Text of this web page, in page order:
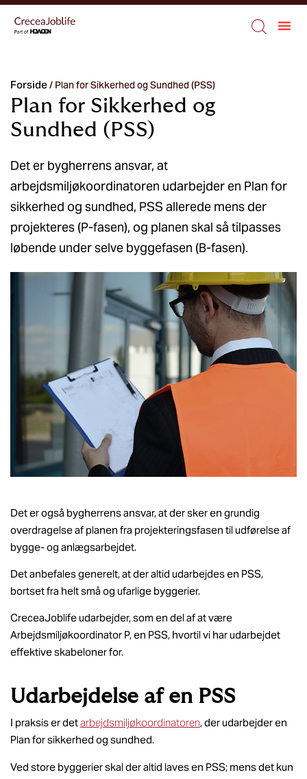
Forside/ Plan for Sikkerhed og Sundhed (PSS)
Plan for Sikkerhed og
Sundhed (PSS)
Det er bygherrens ansvar, at
arbejdsmiljøkoordinatoren udarbejder en Plan for
sikkerhed og sundhed, PSS allerede mens der
projekteres (P-fasen), og planen skal så tilpasses
løbende under selve byggefasen (B-fasen).
Det er også bygherrens ansvar, at der sker en grundig
overdragelse af planen fra projekteringsfasen til udførelse af
bygge- og anlægsarbejdet.
Det anbefales generelt, at der altid udarbejdes en PSS,
bortset fra helt små og ufarlige byggerier.
CreceaJoblife udarbejder, som en del af at være
Arbejdsmiljøkoordinator P, en PSS, hvortil vi har udarbejdet
effektive skabeloner for.
Udarbejdelse af en PSS
I praksis er detarbejdsmiljøkoordinatoren, der udarbejder en
Plan for sikkerhed og sundhed.
Ved store byggerier skal der altid laves en PSS; mens det kun